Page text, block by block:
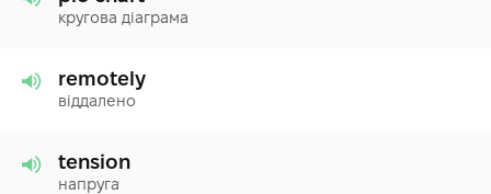
кругова діаграма
remotely
віддалено
tension
напруга